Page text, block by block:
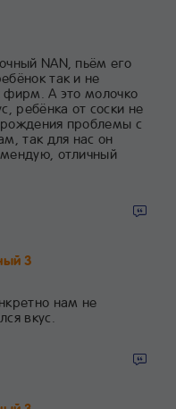
NAN, пьём его
так и не
фирм. А это молочко
ребёнка от соски не
рождения проблемы с
так для нас он
отличный
3
нам не
вкус.